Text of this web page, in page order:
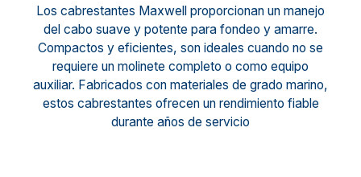
Los cabrestantes Maxwell proporcionan un manejo
del cabo suave y potente para fondeo y amarre.
Compactos y eficientes, son ideales cuando no se
requiere un molinete completo o como equipo
auxiliar. Fabricados con materiales de grado marino,
estos cabrestantes ofrecen un rendimiento fiable
durante años de servicio